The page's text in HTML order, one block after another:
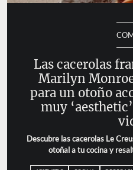
Las cacerolas
Marilyn
para un otoño
muy
Descubre las cacerolas Le
otoñal a tu cocina y